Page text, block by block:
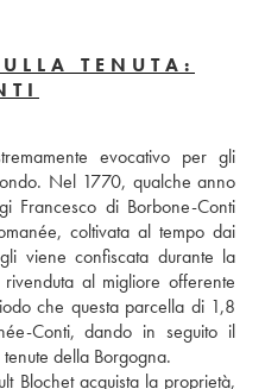
TENUTA:
evocativo per gli
Nel 1770, qualche anno
Francesco di Borbone-Conti
coltivata al tempo dai
viene confiscata durante la
rivenduta al migliore offerente
che questa parcella di 1,8
Conti, dando in seguito il
della Borgogna.
Blochet acquista la proprietà,